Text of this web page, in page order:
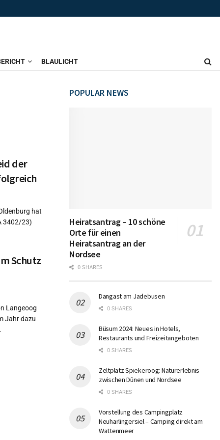
BLAULICHT
der
hat
3402/23)
Schutz
Langeoog
Jahr dazu
POPULAR NEWS
Heiratsantrag – 10 schöne
Orte für einen
Heiratsantrag an der
Nordsee
0 SHARES
Dangast am Jadebusen
0 SHARES
Büsum 2024: Neues in Hotels,
Restaurants und Freizeitangeboten
0 SHARES
Zeltplatz Spiekeroog: Naturerlebnis
zwischen Dünen und Nordsee
0 SHARES
Vorstellung des Campingplatz
Neuharlingersiel – Camping direkt am
Wattenmeer